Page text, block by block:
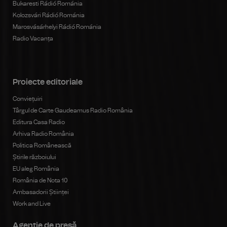
Bukaresti Rádió Románia
Kolozsvári Rádió Románia
Marosvásárhelyi Rádió Románia
Radio Vacanța
Proiecte editoriale
Conviețuiri
Târgul de Carte Gaudeamus Radio România
Editura Casa Radio
Arhiva Radio România
Politica Românească
Știrile războiului
EU aleg România
România de Nota 10
Ambasadorii Științei
Work and Live